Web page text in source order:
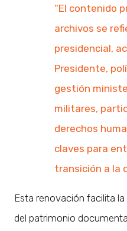
“El contenido
archivos se
presidencial,
Presidente,
gestión
militares,
derechos
claves para
transición a la
Esta renovación facilita
del patrimonio